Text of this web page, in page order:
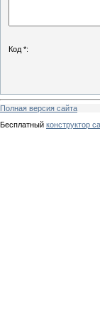
Код *:
Полная версия сайта
Бесплатный конструктор